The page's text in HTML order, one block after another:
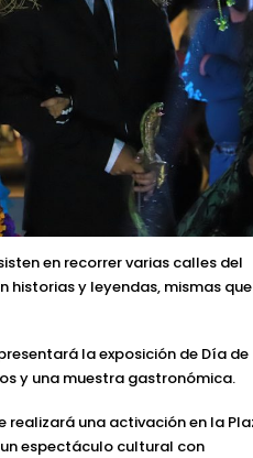
en recorrer varias calles del
historias y leyendas, mismas que
la exposición de Día de
y una muestra gastronómica.
realizará una activación en la
espectáculo cultural con